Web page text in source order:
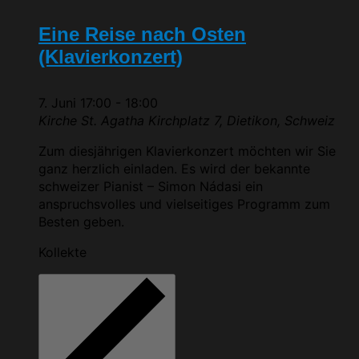
Eine Reise nach Osten
(Klavierkonzert)
7. Juni 17:00
18:00
Kirche St. Agatha Kirchplatz 7, Dietikon, Schweiz
Zum diesjährigen Klavierkonzert möchten wir Sie
ganz herzlich einladen. Es wird der bekannte
schweizer Pianist – Simon Nádasi ein
anspruchsvolles und vielseitiges Programm zum
Besten geben.
Kollekte